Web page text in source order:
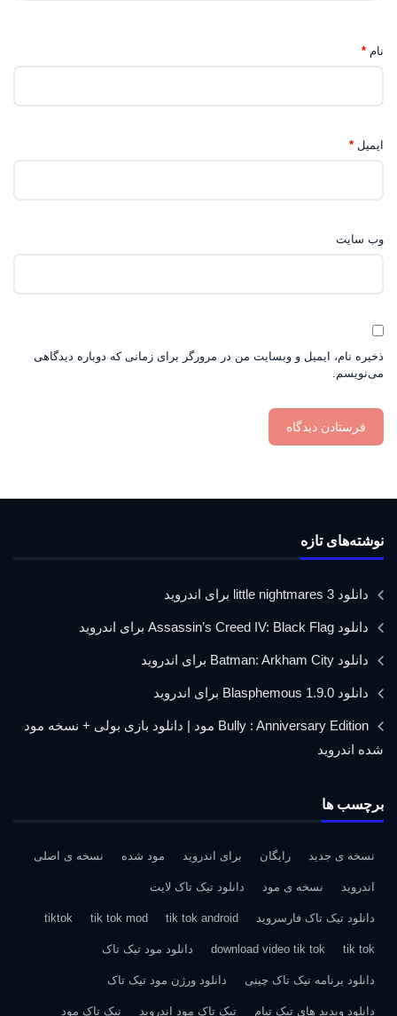
نام *
ایمیل *
وب‌ سایت
ذخیره نام، ایمیل و وبسایت من در مرورگر برای زمانی که دوباره دیدگاهی
می‌نویسم.
نوشته‌های تازه
دانلود little nightmares 3 برای اندروید
دانلود Assassin’s Creed IV: Black Flag برای اندروید
دانلود Batman: Arkham City برای اندروید
دانلود Blasphemous 1.9.0 برای اندروید
Bully : Anniversary Edition مود | دانلود بازی بولی + نسخه مود
شده اندروید
برچسب ها
نسخه ی جدید رایگان برای اندروید مود شده نسخه ی اصلی
اندروید نسخه ی مود دانلود تیک تاک لایت
دانلود تیک تاک فارسروید tik tok android
tik tok mod
tiktok
tik tok
download video tik tok دانلود مود تیک تاک
دانلود برنامه تیک تاک چینی دانلود ورژن مود تیک تاک
دانلود ویدید های تیک تیام تیک تاک مود اندروید تیک تاک مود